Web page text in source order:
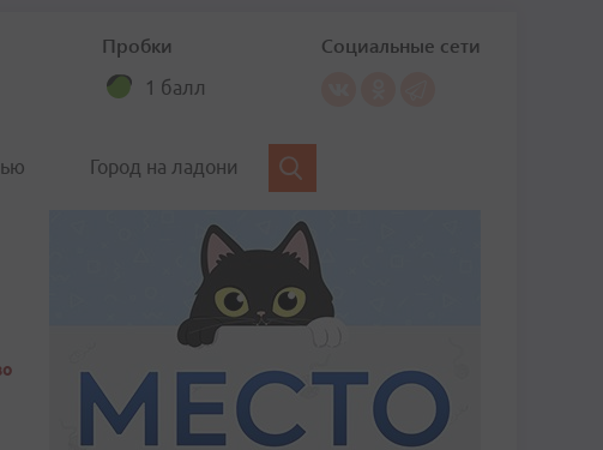
Пробки
1 балл
Социальные сети
Город на ладони